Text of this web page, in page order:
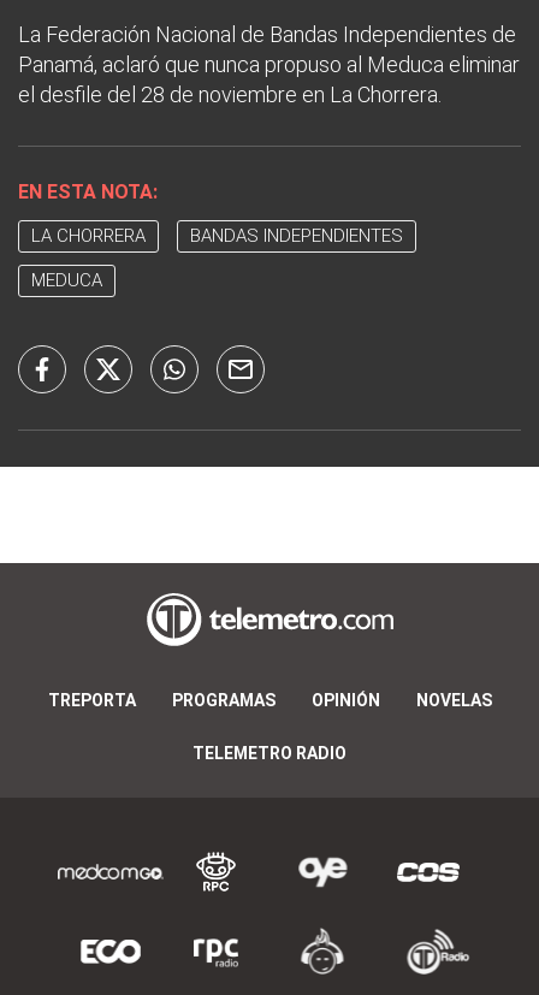
La Federación Nacional de Bandas Independientes de
Panamá, aclaró que nunca propuso al Meduca eliminar
el desfile del 28 de noviembre en La Chorrera.
EN ESTA NOTA:
LA CHORRERA BANDAS INDEPENDIENTES
MEDUCA
TREPORTA PROGRAMAS OPINIÓN NOVELAS
TELEMETRO RADIO